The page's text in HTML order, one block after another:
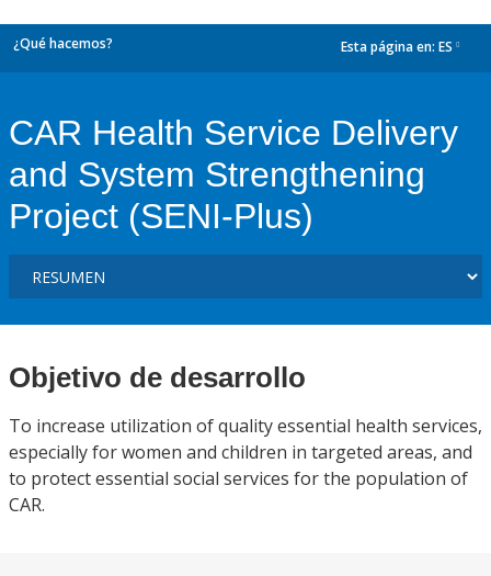
¿Qué hacemos? Esta página en: ES
CAR Health Service Delivery
and System Strengthening
Project (SENI-Plus)
Objetivo de desarrollo
To increase utilization of quality essential health services,
especially for women and children in targeted areas, and
to protect essential social services for the population of
CAR.